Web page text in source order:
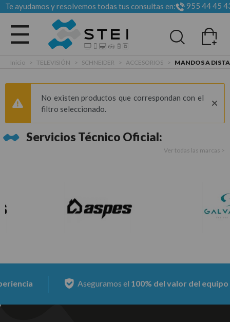
Te ayudamos y resolvemos todas tus consultas en: 955 44 45
Todas las categorias
Inicio > TELEVISIÓN > SCHNEIDER > ACCESORIOS > MANDOS A
No existen productos que correspondan con el
filtro seleccionado.
Servicios Técnico Oficial:
Ver todas las marcas >
Aseguramos el 100% del valor del equipo